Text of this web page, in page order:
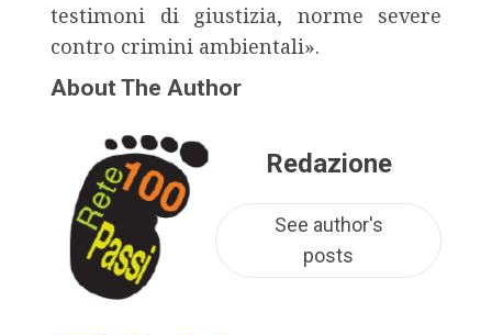
testimoni di giustizia, norme severe
contro crimini ambientali».
About The Author
Redazione
See author's
posts